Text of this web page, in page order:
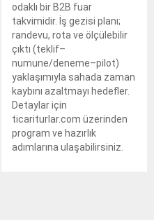
odaklı bir B2B fuar
takvimidir. İş gezisi planı;
randevu, rota ve ölçülebilir
çıktı (teklif–
numune/deneme–pilot)
yaklaşımıyla sahada zaman
kaybını azaltmayı hedefler.
Detaylar için
ticariturlar.com üzerinden
program ve hazırlık
adımlarına ulaşabilirsiniz.